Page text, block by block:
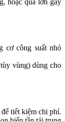
cơ công suất nhỏ
vùng) dùng cho
tiết kiệm chi phí.